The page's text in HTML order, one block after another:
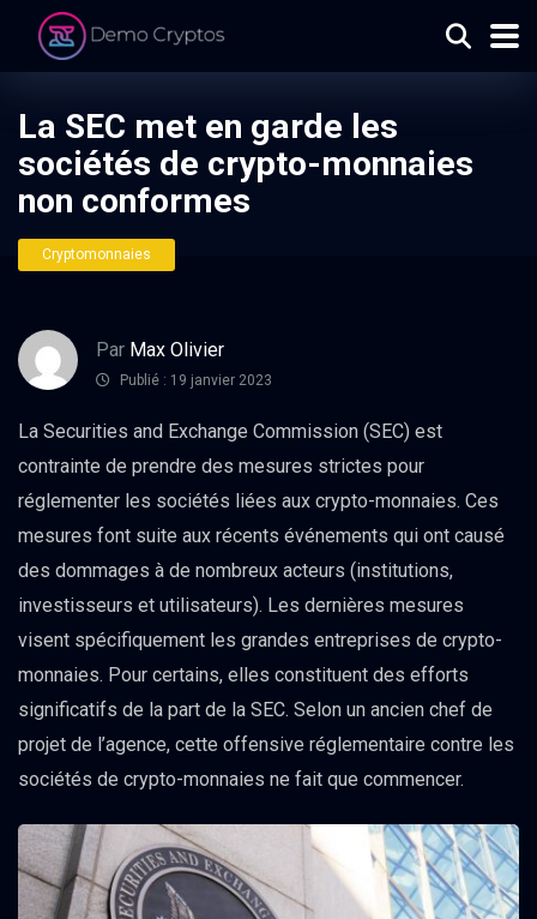
La SEC met en garde les
sociétés de crypto-monnaies
non conformes
Cryptomonnaies
Par Max Olivier
Publié : 19 janvier 2023
La Securities and Exchange Commission (SEC) est
contrainte de prendre des mesures strictes pour
réglementer les sociétés liées aux crypto-monnaies. Ces
mesures font suite aux récents événements qui ont causé
des dommages à de nombreux acteurs (institutions,
investisseurs et utilisateurs). Les dernières mesures
visent spécifiquement les grandes entreprises de crypto-
monnaies. Pour certains, elles constituent des efforts
significatifs de la part de la SEC. Selon un ancien chef de
projet de l’agence, cette offensive réglementaire contre les
sociétés de crypto-monnaies ne fait que commencer.